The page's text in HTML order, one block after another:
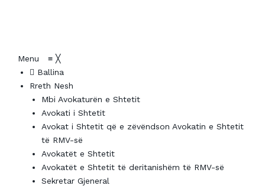
Menu ≡ ╳
Ballina
Rreth Nesh
Mbi Avokaturën e Shtetit
Avokati i Shtetit
Avokat i Shtetit që e zëvëndson Avokatin e Shtetit
të RMV-së
Avokatët e Shtetit
Avokatët e Shtetit të deritanishëm të RMV-së
Sekretar Gjeneral